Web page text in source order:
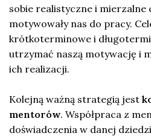
sobie realistyczne i mierzalne
motywowały nas do pracy.
krótkoterminowe i
utrzymać naszą motywację i
ich realizacji.
Kolejną ważną strategią jest
mentorów. Współpraca z
doświadczenia w danej